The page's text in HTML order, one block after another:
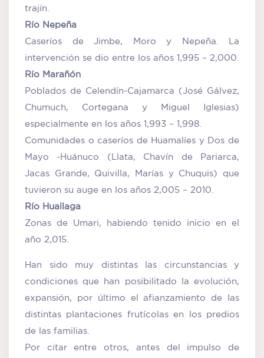
trajín.
Río Nepeña
Caseríos de Jimbe, Moro y Nepeña. La
intervención se dio entre los años 1,995 – 2,000.
Río Marañón
Poblados de Celendín-Cajamarca (José Gálvez,
Chumuch, Cortegana y Miguel Iglesias)
especialmente en los años 1,993 – 1,998.
Comunidades o caseríos de Huamalíes y Dos de
Mayo -Huánuco (Llata, Chavín de Pariarca,
Jacas Grande, Quivilla, Marías y Chuquis) que
tuvieron su auge en los años 2,005 – 2010.
Río Huallaga
Zonas de Umari, habiendo tenido inicio en el
año 2,015.
Han sido muy distintas las circunstancias y
condiciones que han posibilitado la evolución,
expansión, por último el afianzamiento de las
distintas plantaciones frutícolas en los predios
de las familias.
Por citar entre otros, antes del impulso de